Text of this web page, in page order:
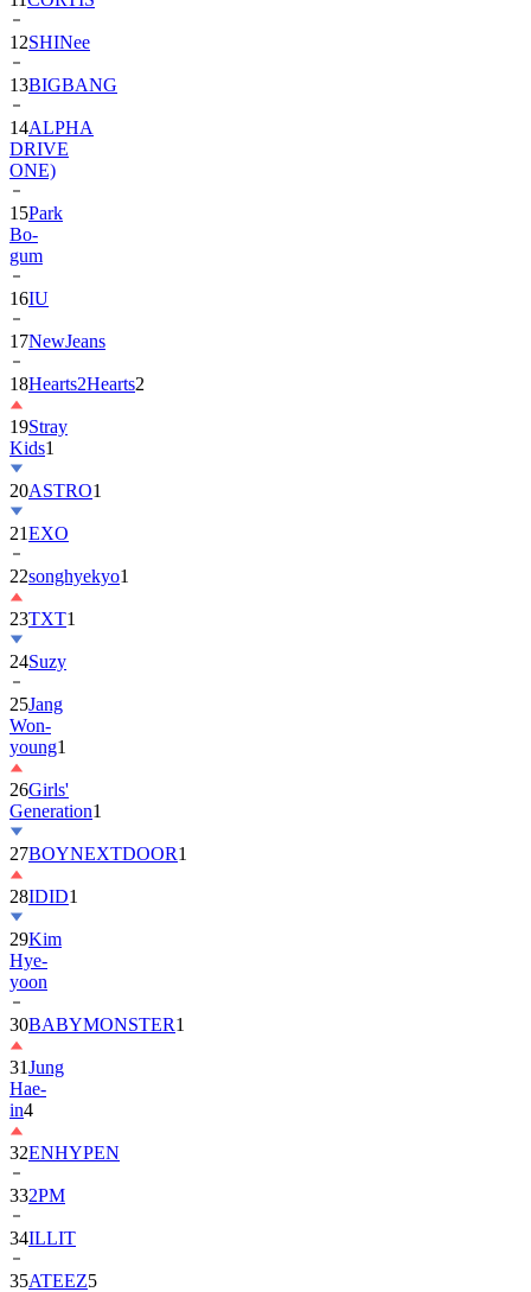
13BIGBANG
14ALPHA
DRIVE
ONE)
15Park
Bo-
gum
16IU
17NewJeans
18Hearts2Hearts
19Stray
Kids
20ASTRO
21EXO
22songhyekyo
23TXT1
24Suzy
25Jang
Won-
young1
26Girls'
Generation
27BOYNEXTDOOR
28IDID1
29Kim
Hye-
yoon
30BABYMONSTER
31Jung
Hae-
in4
32ENHYPEN
332PM
34ILLIT
35ATEEZ
36ZEROBASEONE